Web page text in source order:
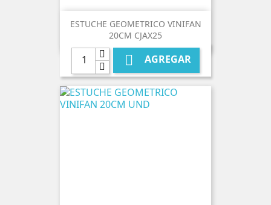
ESTUCHE GEOMETRICO VINIFAN
20CM CJAX25
 AGREGAR